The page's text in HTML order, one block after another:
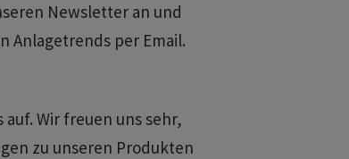
Newsletter an und
Anlagetrends per Email.
Wir freuen uns sehr,
zu unseren Produkten